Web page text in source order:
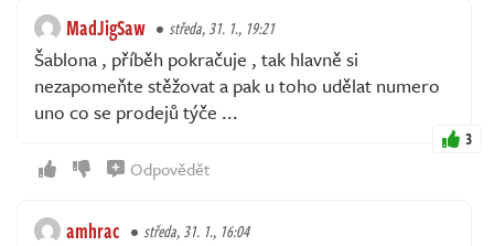
MadJigSaw středa, 31. 1., 19:21
Šablona , příběh pokračuje , tak hlavně si
nezapomeňte stěžovat a pak u toho udělat numero
uno co se prodejů týče ...
3
Odpovědět
amhrac středa, 31. 1., 16:04